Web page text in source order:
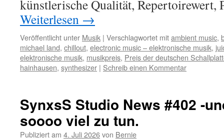
künstlerische Qualität,
Weiterlesen →
Veröffentlicht unter Musik | Verschlagwortet mitambient music,
michael land, chillout, electronic music – elektronische musik,
elektronische musik, musikpreis, Preis der deutschen
hainhausen, synthesizer | Schreib einen Kommentar
SynxsS Studio News #402 -
soooo viel zu tun.
Publiziert am 4. Juli 2026von Bernie